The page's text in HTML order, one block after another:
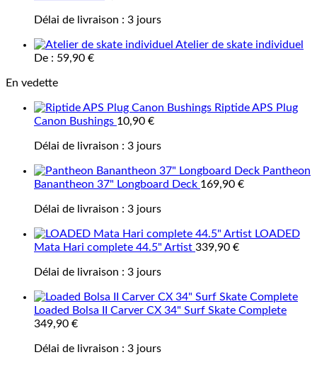
Délai de livraison : 3 jours
Atelier de skate individuel
De : 59,90 €
En vedette
Riptide APS Plug
Canon Bushings 10,90 €
Délai de livraison : 3 jours
Pantheon
Banantheon 37" Longboard Deck 169,90 €
Délai de livraison : 3 jours
LOADED
Mata Hari complete 44.5" Artist 339,90 €
Délai de livraison : 3 jours
Loaded Bolsa II Carver CX 34" Surf Skate Complete
349,90 €
Délai de livraison : 3 jours